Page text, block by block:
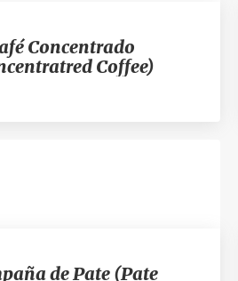
Concentrado
Coffee)
de Pate (Pate